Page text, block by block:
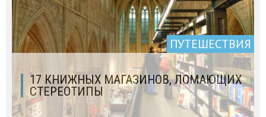
ПУТЕШЕСТВИЯ
17 КНИЖНЫХ МАГАЗИНОВ, ЛОМАЮЩИХ
СТЕРЕОТИПЫ